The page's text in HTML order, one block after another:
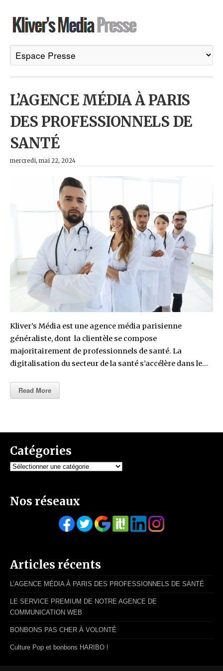
L’AGENCE MÉDIA À PARIS
DES PROFESSIONNELS DE
SANTÉ
mercredi, mai 22, 2024
Kliver’s Média est une agence média parisienne
généraliste, dont la clientèle se compose
majoritairement de professionnels de santé. La
digitalisation du secteur de la santé s’accélère dans le…
Read More
Catégories
Catégories
Nos réseaux
Articles récents
L’AGENCE MÉDIA À PARIS DES PROFESSIONNELS DE SANTÉ
LE SERVICE PREMIUM DE NOTRE AGENCE DE
COMMUNICATION WEB
BONBONS PAS CHER À VOLONTÉ
Culture Pop et bonbons HARIBO !